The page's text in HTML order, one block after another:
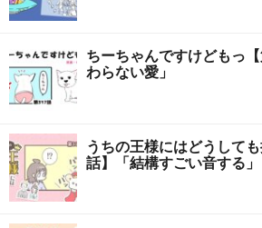
ちーちゃんですけどもっ
わらない愛」
うちの王様にはどうして
話】「結構すごい音する」